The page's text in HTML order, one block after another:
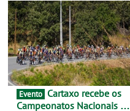
preparação para o
Campeonato do Mundo
Evento
Campeonatos Nacionais da